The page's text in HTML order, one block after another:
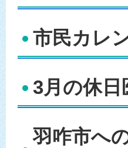
市民カレ
3月の休日
羽咋市へ